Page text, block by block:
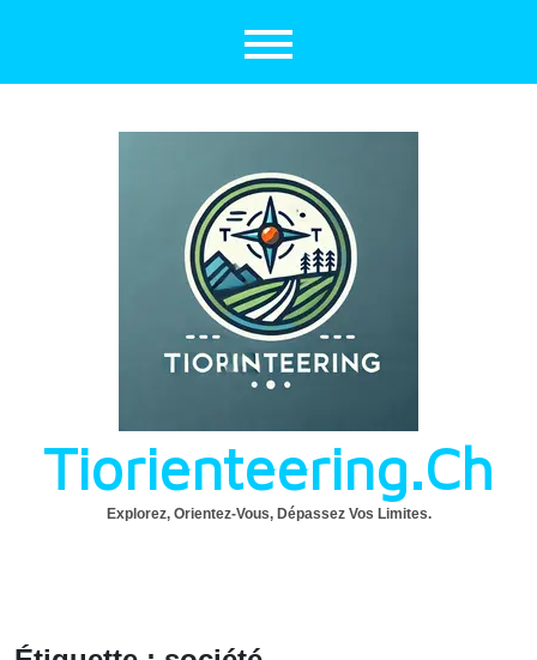
Tiorienteering.ch
Explorez, Orientez-Vous, Dépassez Vos Limites.